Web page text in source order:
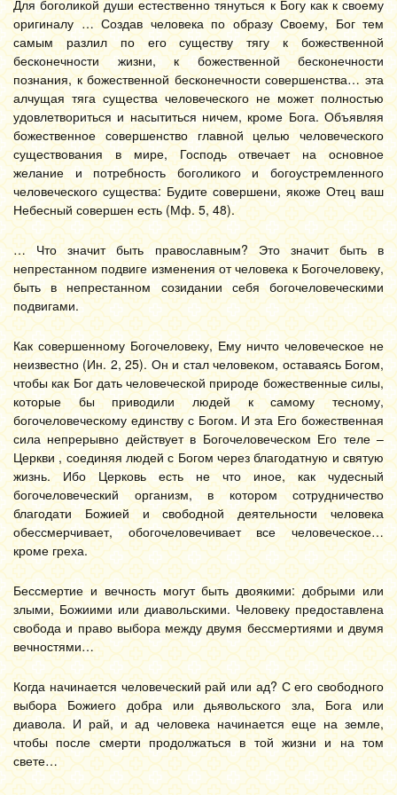
Для боголикой души естественно тянуться к Богу как к своему
оригиналу … Создав человека по образу Своему, Бог тем
самым разлил по его существу тягу к божественной
бесконечности жизни, к божественной бесконечности
познания, к божественной бесконечности совершенства… эта
алчущая тяга существа человеческого не может полностью
удовлетвориться и насытиться ничем, кроме Бога. Объявляя
божественное совершенство главной целью человеческого
существования в мире, Господь отвечает на основное
желание и потребность боголикого и богоустремленного
человеческого существа: Будите совершени, якоже Отец ваш
Небесный совершен есть (Мф. 5, 48).
… Что значит быть православным? Это значит быть в
непрестанном подвиге изменения от человека к Богочеловеку,
быть в непрестанном созидании себя богочеловеческими
подвигами.
Как совершенному Богочеловеку, Ему ничто человеческое не
неизвестно (Ин. 2, 25). Он и стал человеком, оставаясь Богом,
чтобы как Бог дать человеческой природе божественные силы,
которые бы приводили людей к самому тесному,
богочеловеческому единству с Богом. И эта Его божественная
сила непрерывно действует в Богочеловеческом Его теле –
Церкви , соединяя людей с Богом через благодатную и святую
жизнь. Ибо Церковь есть не что иное, как чудесный
богочеловеческий организм, в котором сотрудничество
благодати Божией и свободной деятельности человека
обессмерчивает, обогочеловечивает все человеческое…
кроме греха.
Бессмертие и вечность могут быть двоякими: добрыми или
злыми, Божиими или диавольскими. Человеку предоставлена
свобода и право выбора между двумя бессмертиями и двумя
вечностями…
Когда начинается человеческий рай или ад? С его свободного
выбора Божиего добра или дьявольского зла, Бога или
диавола. И рай, и ад человека начинается еще на земле,
чтобы после смерти продолжаться в той жизни и на том
свете…